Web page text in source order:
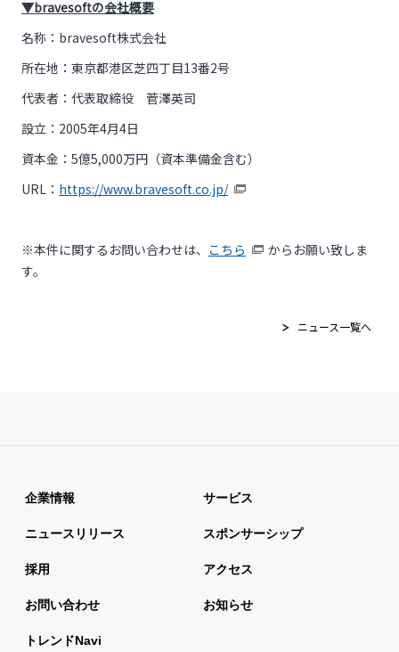
▼bravesoftの会社概要
名称：bravesoft株式会社
所在地：東京都港区芝四丁目13番2号
代表者：代表取締役 菅澤英司
設立：2005年4月4日
資本金：5億5,000万円（資本準備金含む）
URL： https://www.bravesoft.co.jp/
※本件に関するお問い合わせは、 こちら
からお願い致しま
す。
ニュース一覧へ
企業情報 サービス
ニュースリリース スポンサーシップ
採用 アクセス
お問い合わせ お知らせ
トレンドnavi